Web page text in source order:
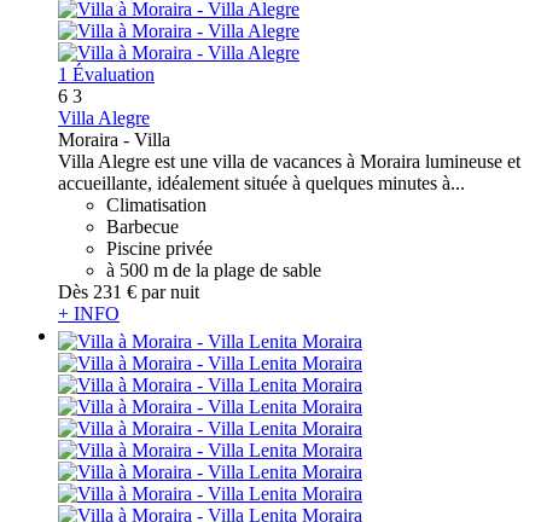
1 Évaluation
6 3
Villa Alegre
Moraira - Villa
Villa Alegre est une villa de vacances à Moraira lumineuse et
accueillante, idéalement située à quelques minutes à...
Climatisation
Barbecue
Piscine privée
à 500 m de la plage de sable
Dès 231 € par nuit
+ INFO